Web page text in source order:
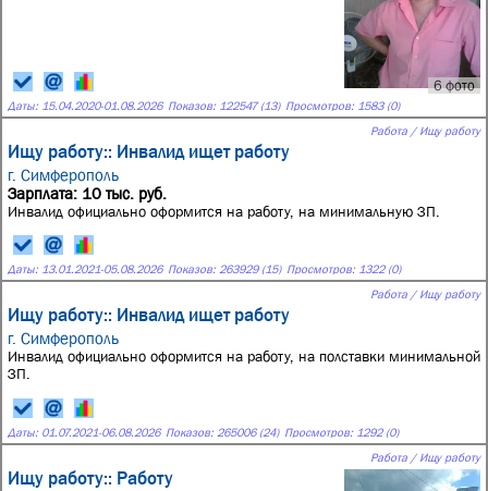
6 фото
Даты: 15.04.2020-01.08.2026 Показов: 122547 (13) Просмотров: 1583 (0)
Работа / Ищу работу
Ищу работу:: Инвалид ищет работу
г. Симферополь
Зарплата: 10 тыс. руб.
Инвалид официально оформится на работу, на минимальную ЗП.
Даты: 13.01.2021-05.08.2026 Показов: 263929 (15) Просмотров: 1322 (0)
Работа / Ищу работу
Ищу работу:: Инвалид ищет работу
г. Симферополь
Инвалид официально оформится на работу, на полставки минимальной
ЗП.
Даты: 01.07.2021-06.08.2026 Показов: 265006 (24) Просмотров: 1292 (0)
Работа / Ищу работу
Ищу работу:: Работу